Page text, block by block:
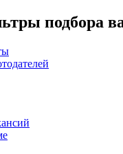
подбора